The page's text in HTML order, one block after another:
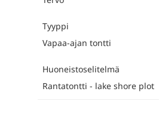
Tyyppi
Vapaa-ajan tontti
Huoneistoselitelmä
Rantatontti - lake shore plot